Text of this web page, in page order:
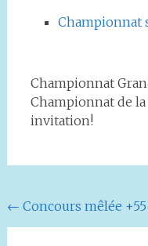
Championnat
Championnat
Championnat de la
invitation!
Navigation
de
← Concours mêlée +55